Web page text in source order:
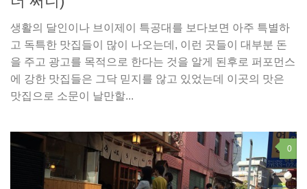
생활의 달인이나 브이제이 특공대를 보다보면 아주 특별하
고 독특한 맛집들이 많이 나오는데, 이런 곳들이 대부분 돈
을 주고 광고를 목적으로 한다는 것을 알게 된후로 퍼포먼스
에 강한 맛집들은 그닥 믿지를 않고 있었는데 이곳의 맛은
맛집으로 소문이 날만할...
0